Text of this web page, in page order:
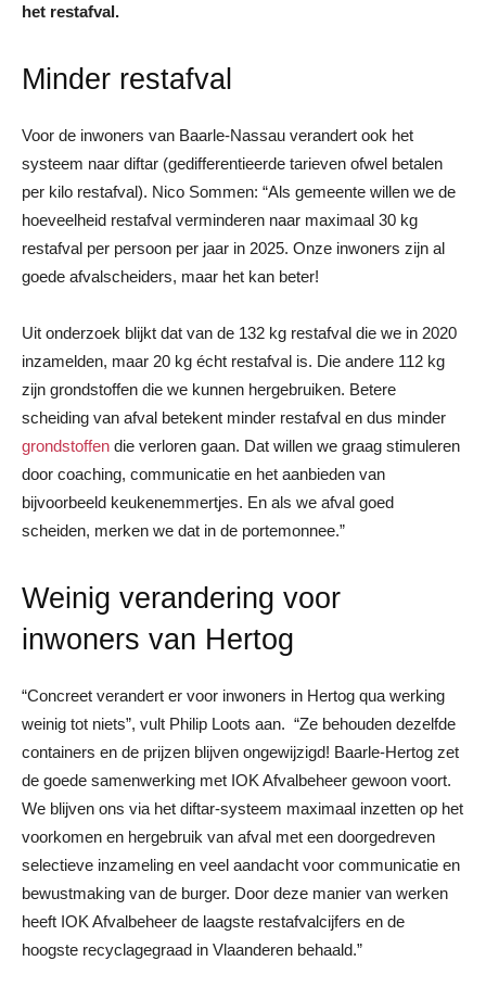
het restafval.
Minder restafval
Voor de inwoners van Baarle-Nassau verandert ook het
systeem naar diftar (gedifferentieerde tarieven ofwel betalen
per kilo restafval). Nico Sommen: “Als gemeente willen we de
hoeveelheid restafval verminderen naar maximaal 30 kg
restafval per persoon per jaar in 2025. Onze inwoners zijn al
goede afvalscheiders, maar het kan beter!
Uit onderzoek blijkt dat van de 132 kg restafval die we in 2020
inzamelden, maar 20 kg écht restafval is. Die andere 112 kg
zijn grondstoffen die we kunnen hergebruiken. Betere
scheiding van afval betekent minder restafval en dus minder
grondstoffen die verloren gaan. Dat willen we graag stimuleren
door coaching, communicatie en het aanbieden van
bijvoorbeeld keukenemmertjes. En als we afval goed
scheiden, merken we dat in de portemonnee.”
Weinig verandering voor
inwoners van Hertog
“Concreet verandert er voor inwoners in Hertog qua werking
weinig tot niets”, vult Philip Loots aan. “Ze behouden dezelfde
containers en de prijzen blijven ongewijzigd! Baarle-Hertog zet
de goede samenwerking met IOK Afvalbeheer gewoon voort.
We blijven ons via het diftar-systeem maximaal inzetten op het
voorkomen en hergebruik van afval met een doorgedreven
selectieve inzameling en veel aandacht voor communicatie en
bewustmaking van de burger. Door deze manier van werken
heeft IOK Afvalbeheer de laagste restafvalcijfers en de
hoogste recyclagegraad in Vlaanderen behaald.”